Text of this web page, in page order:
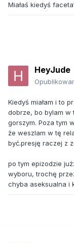
Miałaś kiedyś
HeyJude
Kiedyś miałam i to
dobrze, bo bylam w
gorszym. Poza tym
że weszlam w tę
być.presję raczej z
po tym epizodzie
wyboru, trochę
chyba aseksualna i